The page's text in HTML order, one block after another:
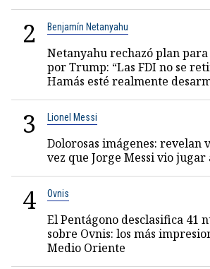
2 Benjamín Netanyahu
Netanyahu rechazó plan para
por Trump: “Las FDI no se
Hamás esté realmente
3 Lionel Messi
Dolorosas imágenes: revelan
vez que Jorge Messi vio
4 Ovnis
El Pentágono desclasifica 41
sobre Ovnis: los más
Medio Oriente